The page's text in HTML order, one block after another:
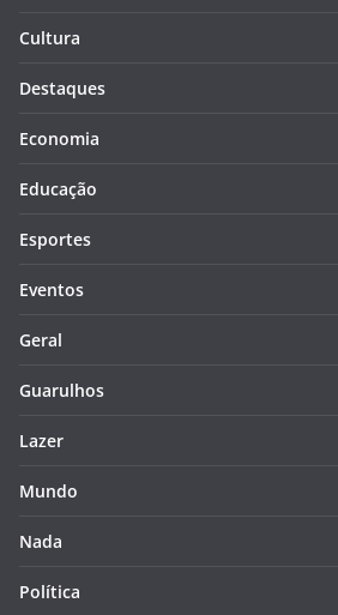
Cultura
Destaques
Economia
Educação
Esportes
Eventos
Geral
Guarulhos
Lazer
Mundo
Nada
Política